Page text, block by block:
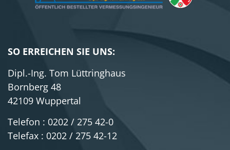
SO ERREICHEN SIE UNS:
Dipl.-Ing. Tom Lüttringhaus
Bornberg 48
42109 Wuppertal
Telefon : 0202 / 275 42-0
Telefax : 0202 / 275 42-12